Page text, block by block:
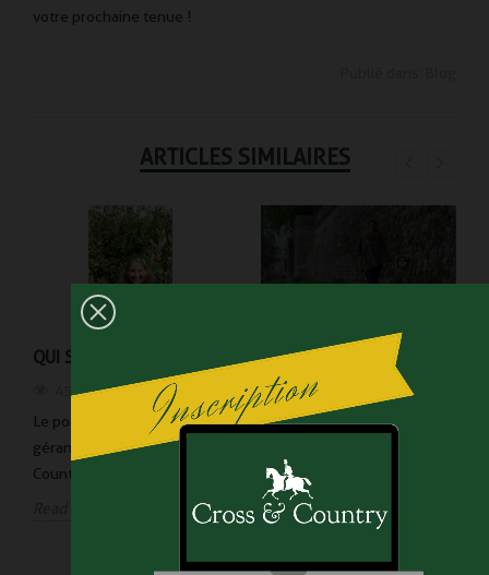
votre prochaine tenue !
ARTICLES SIMILAIRES
QUI SUIS-JE?
4506vues
Le portrait de Charlotte,
gérante de Cross and
Country...
NOS CAPES
4606
Découvrez notre gamme de
Read more